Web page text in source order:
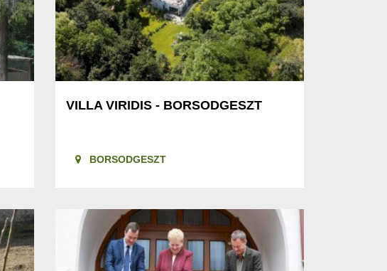
VILLA VIRIDIS - BORSODGESZT
BORSODGESZT